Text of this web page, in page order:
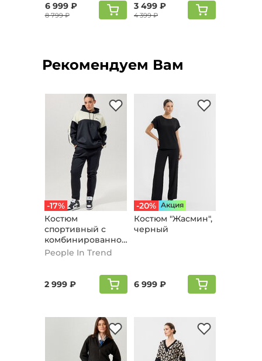
6 999 ₽
8 799 ₽
3 499 ₽
4 399 ₽
Рекомендуем Вам
-17%
Костюм
спортивный с
комбинированной
вставкой, черный
People In Trend
2 999 ₽
-20% Aкция
Костюм "Жaсмин",
черный
6 999 ₽